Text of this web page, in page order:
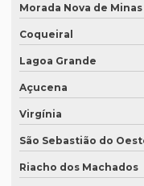
Qual o valor da
Qual o valor de
Qual é o valor de um
Quando eu preciso de
Quanto custa a diária
Quanto custa a diária
Morada Nova de Minas
Coqueiral
Lagoa Grande
Açucena
Virgínia
São Sebastião do
Riacho dos Machados